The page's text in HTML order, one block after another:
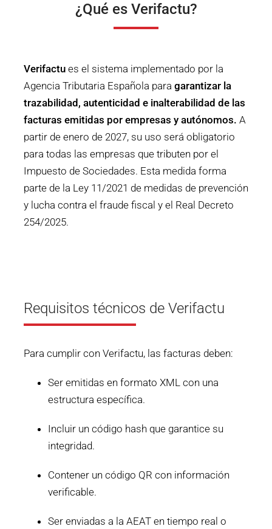
¿Qué es Verifactu?
Verifactues el sistema implementado por la
Agencia Tributaria Española para garantizar la
trazabilidad, autenticidad e inalterabilidad de las
facturas emitidas por empresas y autónomos. A
partir de enero de 2027, su uso será obligatorio
para todas las empresas que tributen por el
Impuesto de Sociedades. Esta medida forma
parte de la Ley 11/2021 de medidas de prevención
y lucha contra el fraude fiscal y el Real Decreto
254/2025.
Requisitos técnicos de Verifactu
Para cumplir con Verifactu, las facturas deben:
Ser emitidas en formato XML con una
estructura específica.
Incluir un código hash que garantice su
integridad.
Contener un código QR con información
verificable.
Ser enviadas a la AEAT en tiempo real o